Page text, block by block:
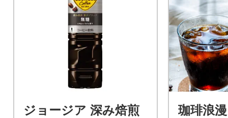
ジョージア 深み焙煎
珈琲浪